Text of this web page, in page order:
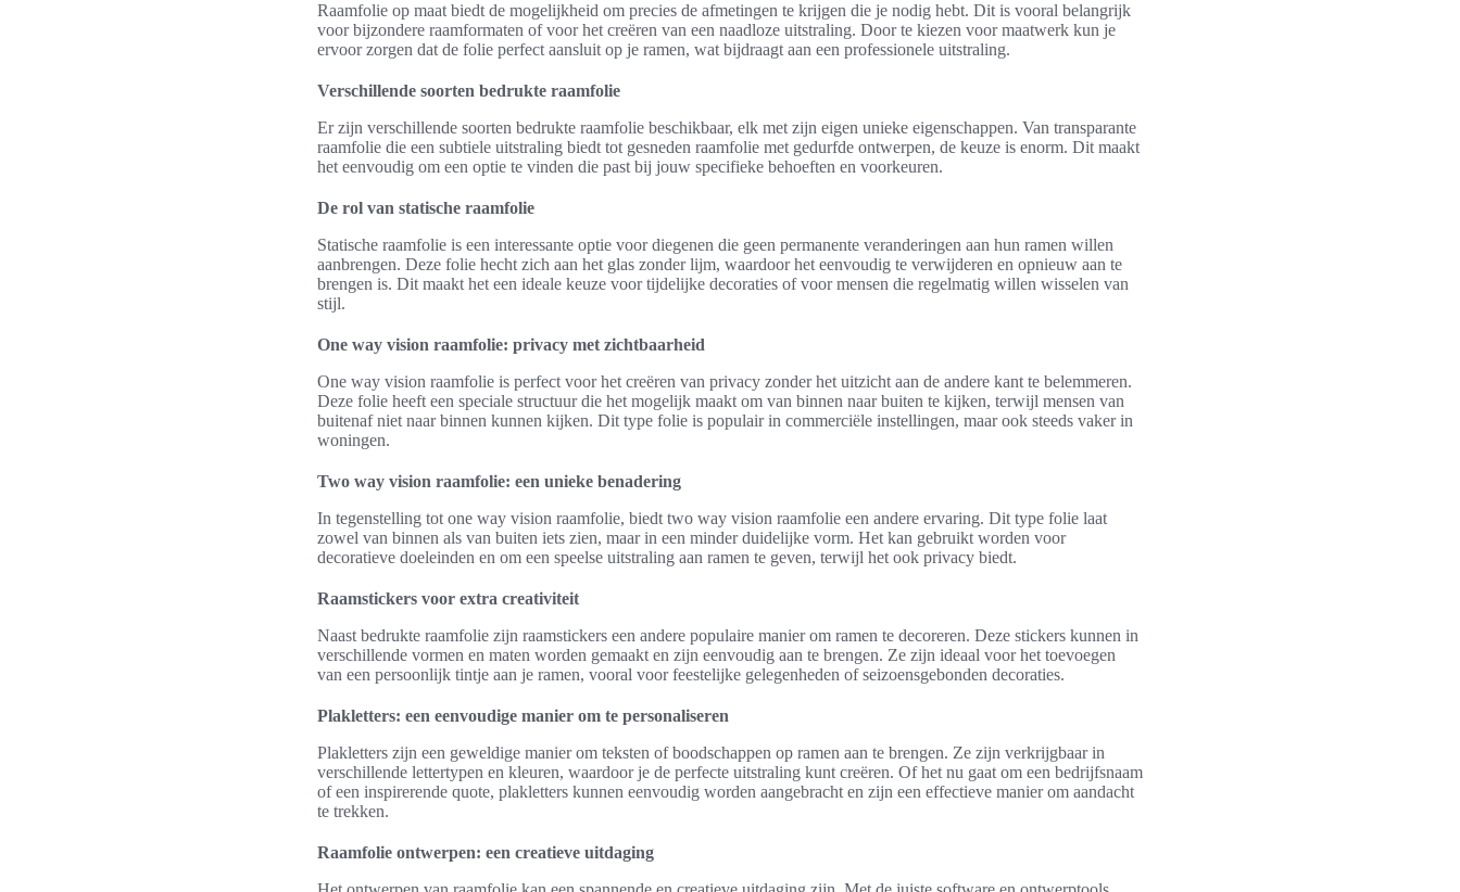
Raamfolie op maat biedt de mogelijkheid om precies de afmetingen te krijgen die je nodig hebt. Dit is vooral belangrijk
voor bijzondere raamformaten of voor het creëren van een naadloze uitstraling. Door te kiezen voor maatwerk kun je
ervoor zorgen dat de folie perfect aansluit op je ramen, wat bijdraagt aan een professionele uitstraling.
Verschillende soorten bedrukte raamfolie
Er zijn verschillende soorten bedrukte raamfolie beschikbaar, elk met zijn eigen unieke eigenschappen. Van transparante
raamfolie die een subtiele uitstraling biedt tot gesneden raamfolie met gedurfde ontwerpen, de keuze is enorm. Dit maakt
het eenvoudig om een optie te vinden die past bij jouw specifieke behoeften en voorkeuren.
De rol van statische raamfolie
Statische raamfolie is een interessante optie voor diegenen die geen permanente veranderingen aan hun ramen willen
aanbrengen. Deze folie hecht zich aan het glas zonder lijm, waardoor het eenvoudig te verwijderen en opnieuw aan te
brengen is. Dit maakt het een ideale keuze voor tijdelijke decoraties of voor mensen die regelmatig willen wisselen van
stijl.
One way vision raamfolie: privacy met zichtbaarheid
One way vision raamfolie is perfect voor het creëren van privacy zonder het uitzicht aan de andere kant te belemmeren.
Deze folie heeft een speciale structuur die het mogelijk maakt om van binnen naar buiten te kijken, terwijl mensen van
buitenaf niet naar binnen kunnen kijken. Dit type folie is populair in commerciële instellingen, maar ook steeds vaker in
woningen.
Two way vision raamfolie: een unieke benadering
In tegenstelling tot one way vision raamfolie, biedt two way vision raamfolie een andere ervaring. Dit type folie laat
zowel van binnen als van buiten iets zien, maar in een minder duidelijke vorm. Het kan gebruikt worden voor
decoratieve doeleinden en om een speelse uitstraling aan ramen te geven, terwijl het ook privacy biedt.
Raamstickers voor extra creativiteit
Naast bedrukte raamfolie zijn raamstickers een andere populaire manier om ramen te decoreren. Deze stickers kunnen in
verschillende vormen en maten worden gemaakt en zijn eenvoudig aan te brengen. Ze zijn ideaal voor het toevoegen
van een persoonlijk tintje aan je ramen, vooral voor feestelijke gelegenheden of seizoensgebonden decoraties.
Plakletters: een eenvoudige manier om te personaliseren
Plakletters zijn een geweldige manier om teksten of boodschappen op ramen aan te brengen. Ze zijn verkrijgbaar in
verschillende lettertypen en kleuren, waardoor je de perfecte uitstraling kunt creëren. Of het nu gaat om een bedrijfsnaam
of een inspirerende quote, plakletters kunnen eenvoudig worden aangebracht en zijn een effectieve manier om aandacht
te trekken.
Raamfolie ontwerpen: een creatieve uitdaging